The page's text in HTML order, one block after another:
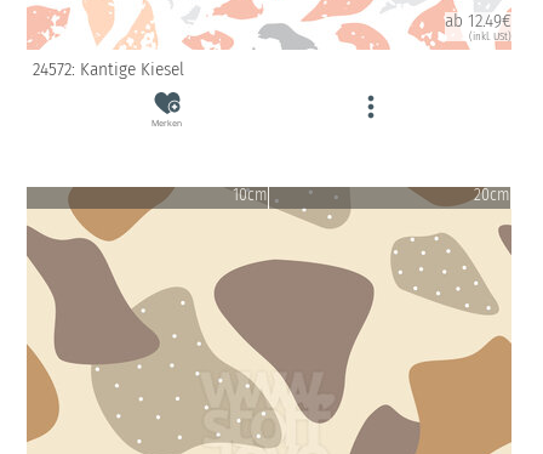
ab 12.49€
(inkl. USt)
24572: Kantige Kiesel
Merken
10cm 20cm